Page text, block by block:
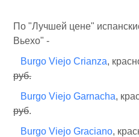
По "Лучшей цене"
Вьехо" -
Burgo Viejo Crianza,
руб.
Burgo Viejo Garnacha,
руб.
Burgo Viejo Graciano,